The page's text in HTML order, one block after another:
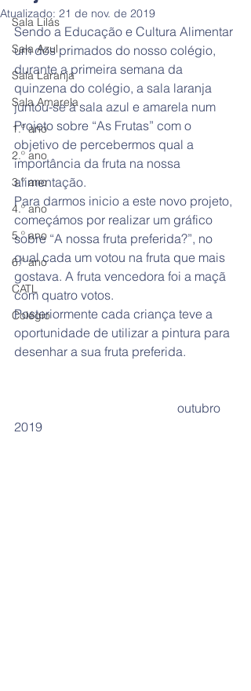
Sala Lilás
Sala Azul
Sala Laranja
Sala Amarela
1.º ano
2.º ano
3.º ano
4.º ano
5.º ano
6.º ano
CATL
Colégio
Atualizado: 21 de nov. de 2019
Sendo a Educação e Cultura Alimentar
um dos primados do nosso colégio,
durante a primeira semana da
quinzena do colégio, a sala laranja
juntou-se à sala azul e amarela num
Projeto sobre “As Frutas” com o
objetivo de percebermos qual a
importância da fruta na nossa
alimentação.
Para darmos inicio a este novo projeto,
começámos por realizar um gráfico
sobre “A nossa fruta preferida?”, no
qual cada um votou na fruta que mais
gostava. A fruta vencedora foi a maçã
com quatro votos.
Posteriormente cada criança teve a
oportunidade de utilizar a pintura para
desenhar a sua fruta preferida.
2019